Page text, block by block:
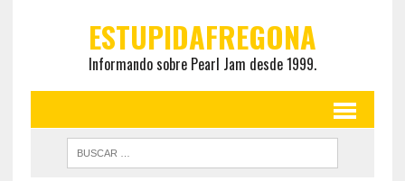
ESTUPIDAFREGONA
Informando sobre Pearl Jam desde 1999.